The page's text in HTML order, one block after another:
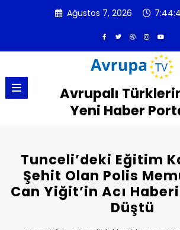
Ağustos 7, 2026
Avrupalı
Yeni Haber
Tunceli’deki Eğitim
Şehit Olan Polis
Can Yiğit’in Acı
Düştü